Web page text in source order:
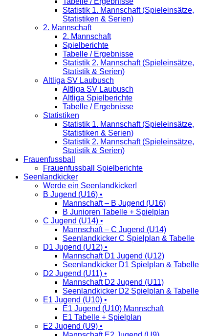
Statistik 1. Mannschaft (Spieleinsätze,
Statistiken & Serien)
2. Mannschaft
2. Mannschaft
Spielberichte
Tabelle / Ergebnisse
Statistik 2. Mannschaft (Spieleinsätze,
Statistik & Serien)
Altliga SV Laubusch
Altliga SV Laubusch
Altliga Spielberichte
Tabelle / Ergebnisse
Statistiken
Statistik 1. Mannschaft (Spieleinsätze,
Statistiken & Serien)
Statistik 2. Mannschaft (Spieleinsätze,
Statistik & Serien)
Frauenfussball
Frauenfussball Spielberichte
Seenlandkicker
Werde ein Seenlandkicker!
B Jugend (U16) •
Mannschaft – B Jugend (U16)
B Junioren Tabelle + Spielplan
C Jugend (U14) •
Mannschaft – C Jugend (U14)
Seenlandkicker C Spielplan & Tabelle
D1 Jugend (U12) •
Mannschaft D1 Jugend (U12)
Seenlandkicker D1 Spielplan & Tabelle
D2 Jugend (U11) •
Mannschaft D2 Jugend (U11)
Seenlandkicker D2 Spielplan & Tabelle
E1 Jugend (U10) •
E1 Jugend (U10) Mannschaft
E1 Tabelle + Spielplan
E2 Jugend (U9) •